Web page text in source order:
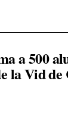
a 500
la Vid de